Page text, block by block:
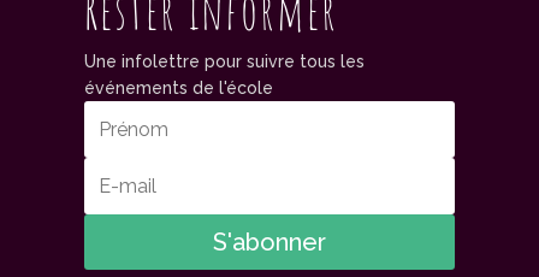
Une infolettre pour suivre tous les
événements de l'école
S'abonner